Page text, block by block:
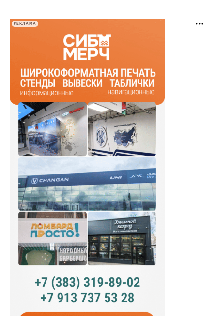
РЕКЛАМА